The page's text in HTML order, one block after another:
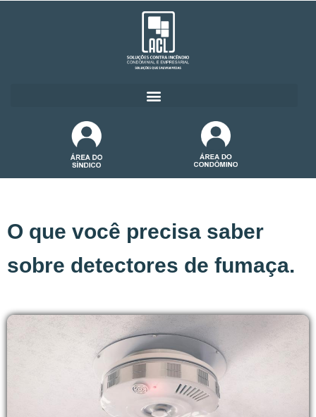
O que você precisa saber
sobre detectores de fumaça.